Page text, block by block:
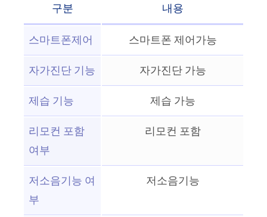
구분
내용
스마트폰제어
스마트폰 제어가능
자가진단 기능
자가진단 가능
제습 기능
제습 가능
리모컨 포함
여부
리모컨 포함
저소음기능 여
부
저소음기능